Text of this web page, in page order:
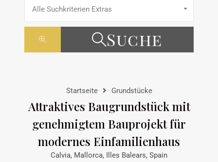
Alle Suchkriterien Extras
Suche
Startseite Grundstücke
Attraktives Baugrundstück mit
genehmigtem Bauprojekt für
modernes Einfamilienhaus
Calvia, Mallorca, Illes Balears, Spain